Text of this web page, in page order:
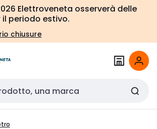
Elettroveneta osserverà delle
il periodo estivo.
chiusure